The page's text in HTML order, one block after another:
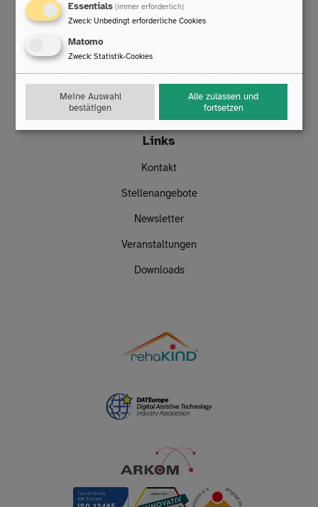
Reparaturservice
Mo. bis Do.: 8:00 – 16:30 Uhr
Fr.: 8:00 – 14:00 Uhr
T:0203/396 583 63
E:technik rehamedia.de
Links
Kontakt
Stellenangebote
Newsletter
Veranstaltungen
Downloads
Essentials (immer erforderlich)
Zweck: Unbedingt erforderliche Cookies
Matomo
Zweck: Statistik-Cookies
Meine Auswahl
bestätigen
Alle zulassen und
fortsetzen